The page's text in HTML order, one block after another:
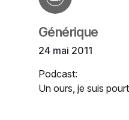
Générique
24 mai 2011
Podcast:
Un ours, je suis